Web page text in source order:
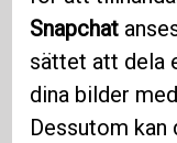
Snapchat
sättet att dela
dina bilder
Dessutom kan